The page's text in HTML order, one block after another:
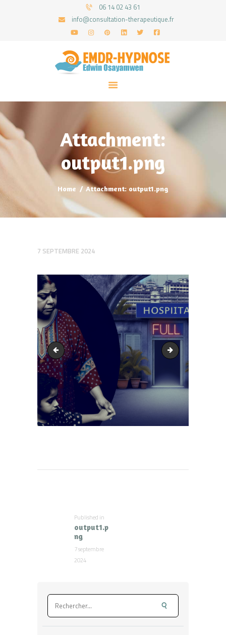
06 14 02 43 61
info@consultation-therapeutique.fr
Attachment:
output1.png
Home Attachment: output1.png
ACCUEIL
MON APPROCHE
ARTICLES
CONSULTATIONS
PRENEZ UN RDV
7 SEPTEMBRE 2024
output1.png output1.png
Published in
post:
output1.p
ng
7 septembre
2024
Rechercher :